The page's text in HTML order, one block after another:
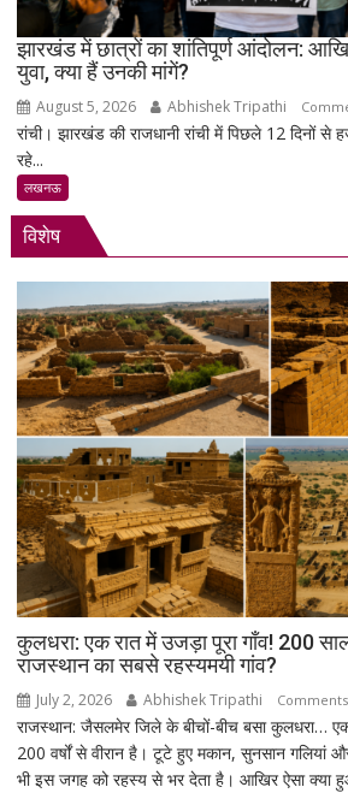
झारखंड में छात्रों का शांतिपूर्ण आंदोलन:
युवा, क्या हैं उनकी मांगें?
August 5, 2026 Abhishek Tripathi
रांची। झारखंड की राजधानी रांची में पिछले 12 दिनों से
रहे...
लखनऊ
विशेष
कुलधरा: एक रात में उजड़ा पूरा गाँव! 200
राजस्थान का सबसे रहस्यमयी गांव?
July 2, 2026 Abhishek Tripathi
राजस्थान: जैसलमेर जिले के बीचों-बीच बसा कुलधरा…
200 वर्षों से वीरान है। टूटे हुए मकान, सुनसान गलियां
भी इस जगह को रहस्य से भर देता है। आखिर ऐसा